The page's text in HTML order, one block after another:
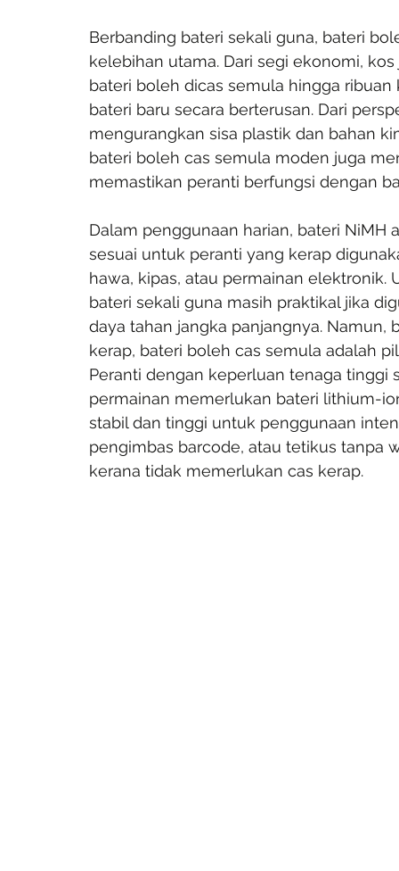
Berbanding bateri sekali guna, bateri
kelebihan utama. Dari segi ekonomi,
bateri boleh dicas semula hingga
bateri baru secara berterusan. Dari
mengurangkan sisa plastik dan bahan
bateri boleh cas semula moden juga
memastikan peranti berfungsi dengan
Dalam penggunaan harian, bateri
sesuai untuk peranti yang kerap
hawa, kipas, atau permainan
bateri sekali guna masih praktikal jika
daya tahan jangka panjangnya.
kerap, bateri boleh cas semula adalah
Peranti dengan keperluan tenaga
permainan memerlukan bateri lithium-
stabil dan tinggi untuk penggunaan
pengimbas barcode, atau tetikus tanpa
kerana tidak memerlukan cas kerap.